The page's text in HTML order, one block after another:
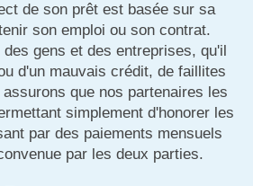
de son prêt est basée sur sa
son emploi ou son contrat.
gens et des entreprises, qu'il
d'un mauvais crédit, de faillites
que nos partenaires les
simplement d'honorer les
par des paiements mensuels
par les deux parties.